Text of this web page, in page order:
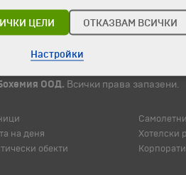
ООД. Всички права запазени.
на деня
обекти
Хотелски
ЦЕЛИ ОТКАЗВАМ ВСИЧКИ
Настройки